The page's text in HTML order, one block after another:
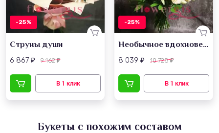
-25%
Струны души
6 867 ₽ 9 162₽
-25%
Необычное вдохновение
8 039 ₽ 10 728₽
Букеты с похожим составом